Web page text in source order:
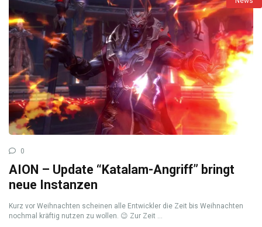
0
AION – Update “Katalam-Angriff” bringt
neue Instanzen
Kurz vor Weihnachten scheinen alle Entwickler die Zeit bis Weihnachten
nochmal kräftig nutzen zu wollen. 😉 Zur Zeit ...